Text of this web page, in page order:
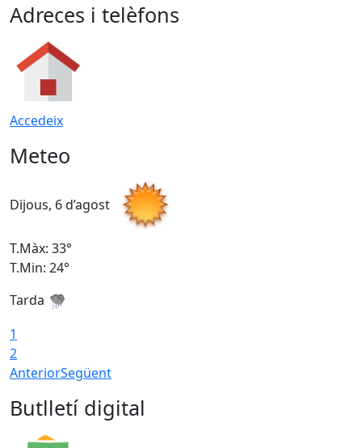
Adreces i telèfons
Accedeix
Meteo
Dijous, 6 d’agost
T.Màx: 33°
T.Min: 24°
Tarda
1
2
AnteriorSegüent
Butlletí digital